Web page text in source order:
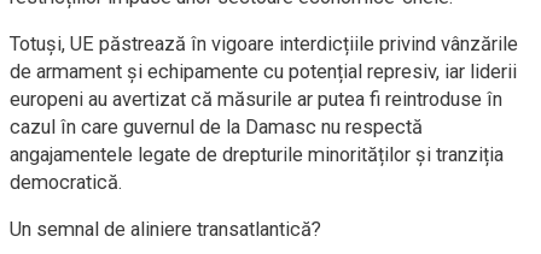
Totuși, UE păstrează în vigoare interdicțiile privind vânzările
de armament și echipamente cu potențial represiv, iar liderii
europeni au avertizat că măsurile ar putea fi reintroduse în
cazul în care guvernul de la Damasc nu respectă
angajamentele legate de drepturile minorităților și tranziția
democratică.
Un semnal de aliniere transatlantică?